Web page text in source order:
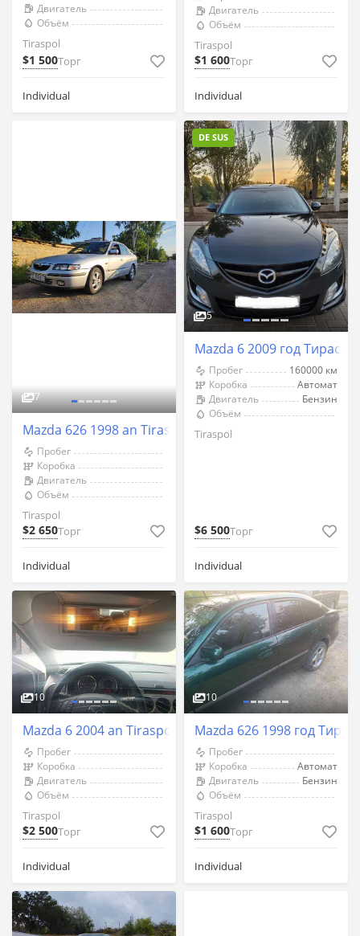
Двигатель
Объём
Tiraspol
$1 500Торг
Individual
Двигатель
Объём
Tiraspol
$1 600Торг
Individual
7
Mazda 626 1998 an Tiraspol
Пробег
Коробка
Двигатель
Объём
Tiraspol
$2 650Торг
Individual
DE SUS
5
Mazda 6 2009 год
Пробег
160000 км
Коробка
Автомат
Двигатель
Бензин
Объём
Tiraspol
$6 500Торг
Individual
10
Mazda 6 2004 an Tiraspol
Пробег
Коробка
Двигатель
Объём
Tiraspol
$2 500Торг
Individual
10
Mazda 626 1998 год
Пробег
Коробка
Автомат
Двигатель
Бензин
Объём
Tiraspol
$1 600Торг
Individual